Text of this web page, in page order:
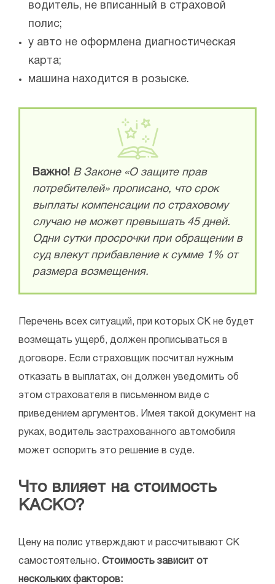
водитель, не вписанный в страховой
полис;
у авто не оформлена диагностическая
карта;
машина находится в розыске.
Важно! В Законе «О защите прав
потребителей» прописано, что срок
выплаты компенсации по страховому
случаю не может превышать 45 дней.
Одни сутки просрочки при обращении в
суд влекут прибавление к сумме 1% от
размера возмещения.
Перечень всех ситуаций, при которых СК не будет
возмещать ущерб, должен прописываться в
договоре. Если страховщик посчитал нужным
отказать в выплатах, он должен уведомить об
этом страхователя в письменном виде с
приведением аргументов. Имея такой документ на
руках, водитель застрахованного автомобиля
может оспорить это решение в суде.
Что влияет на стоимость
КАСКО?
Цену на полис утверждают и рассчитывают СК
самостоятельно. Стоимость зависит от
нескольких факторов: